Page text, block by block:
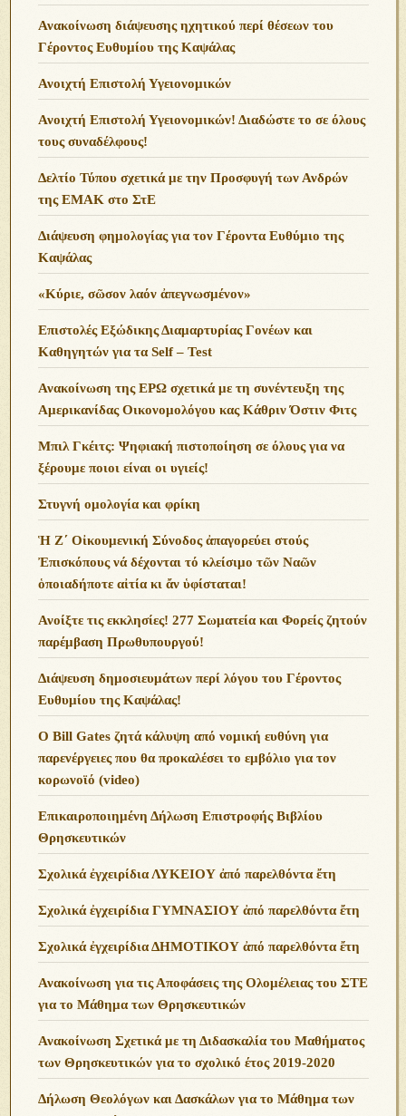
Ανακοίνωση διάψευσης ηχητικού περί θέσεων του
Γέροντος Ευθυμίου της Καψάλας
Ανοιχτή Επιστολή Υγειονομικών
Ανοιχτή Επιστολή Υγειονομικών! Διαδώστε το σε όλους
τους συναδέλφους!
Δελτίο Τύπου σχετικά με την Προσφυγή των Ανδρών
της ΕΜΑΚ στο ΣτΕ
Διάψευση φημολογίας για τον Γέροντα Ευθύμιο της
Καψάλας
«Κύριε, σῶσον λαόν ἀπεγνωσμένον»
Επιστολές Εξώδικης Διαμαρτυρίας Γονέων και
Καθηγητών για τα Self – Test
Ανακοίνωση της ΕΡΩ σχετικά με τη συνέντευξη της
Αμερικανίδας Οικονομολόγου κας Κάθριν Όστιν Φιτς
Μπιλ Γκέιτς: Ψηφιακή πιστοποίηση σε όλους για να
ξέρουμε ποιοι είναι οι υγιείς!
Στυγνή ομολογία και φρίκη
Ἡ Ζ΄ Οἰκουμενική Σύνοδος ἀπαγορεύει στούς
Ἐπισκόπους νά δέχονται τό κλείσιμο τῶν Ναῶν
ὁποιαδήποτε αἰτία κι ἄν ὑφίσταται!
Ανoίξτε τις εκκλησίες! 277 Σωματεία και Φορείς ζητούν
παρέμβαση Πρωθυπουργού!
Διάψευση δημοσιευμάτων περί λόγου του Γέροντος
Ευθυμίου της Καψάλας!
O Bill Gates ζητά κάλυψη από νομική ευθύνη για
παρενέργειες που θα προκαλέσει το εμβόλιο για τον
κορωνοϊό (video)
Επικαιροποιημένη Δήλωση Επιστροφής Βιβλίου
Θρησκευτικών
Σχολικά ἐγχειρίδια ΛΥΚΕΙΟΥ ἀπό παρελθόντα ἔτη
Σχολικά ἐγχειρίδια ΓΥΜΝΑΣΙΟΥ ἀπό παρελθόντα ἔτη
Σχολικά ἐγχειρίδια ΔΗΜΟΤΙΚΟΥ ἀπό παρελθόντα ἔτη
Ανακοίνωση για τις Αποφάσεις της Ολομέλειας του ΣΤΕ
για το Μάθημα των Θρησκευτικών
Ανακοίνωση Σχετικά με τη Διδασκαλία του Μαθήματος
των Θρησκευτικών για το σχολικό έτος 2019-2020
Δήλωση Θεολόγων και Δασκάλων για το Μάθημα των